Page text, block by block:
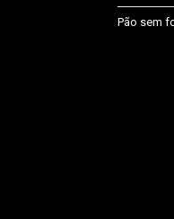
Pão sem